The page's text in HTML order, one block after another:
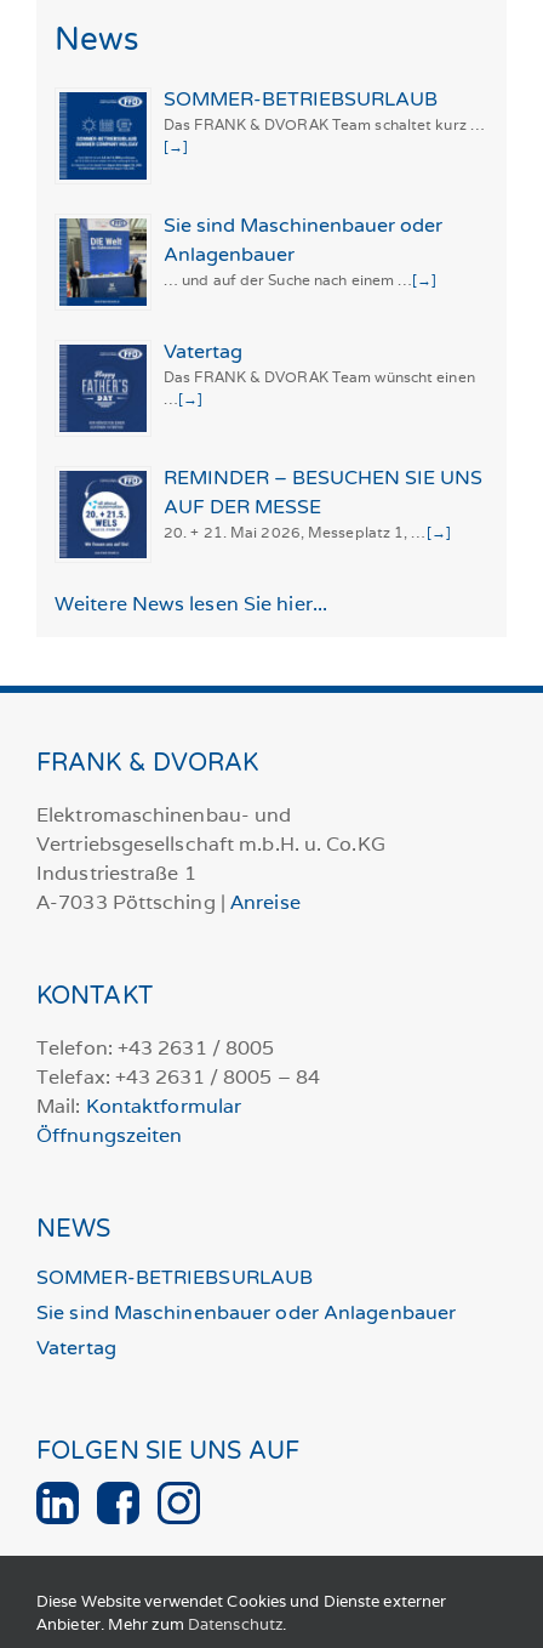
News
SOMMER-BETRIEBSURLAUB
Das FRANK & DVORAK Team schaltet kurz …
[→]
Sie sind Maschinenbauer oder
Anlagenbauer
… und auf der Suche nach einem … [→]
Vatertag
Das FRANK & DVORAK Team wünscht einen
[→]
REMINDER – BESUCHEN SIE UNS
AUF DER MESSE
20. + 21. Mai 2026, Messeplatz 1, … [→]
Weitere News lesen Sie hier...
FRANK & DVORAK
Elektromaschinenbau- und
Vertriebsgesellschaft m.b.H. u. Co.KG
Industriestraße 1
A-7033 Pöttsching |Anreise
KONTAKT
Telefon: +43 2631 / 8005
Telefax: +43 2631 / 8005 – 84
Mail: Kontaktformular
Öffnungszeiten
NEWS
SOMMER-BETRIEBSURLAUB
Sie sind Maschinenbauer oder Anlagenbauer
Vatertag
FOLGEN SIE UNS AUF
Diese Website verwendet Cookies und Dienste externer
Anbieter. Mehr zum Datenschutz.